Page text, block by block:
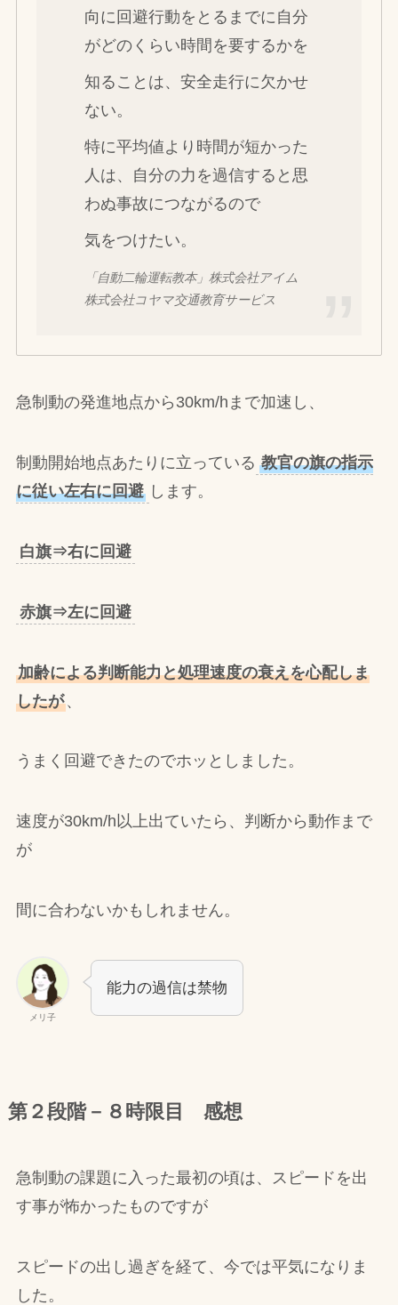
向に回避行動をとるまでに自分
がどのくらい時間を要するかを
知ることは、安全走行に欠かせ
ない。
特に平均値より時間が短かった
人は、自分の力を過信すると思
わぬ事故につながるので
気をつけたい。
「自動二輪運転教本」株式会社アイム
株式会社コヤマ交通教育サービス
急制動の発進地点から30km/hまで加速し、
制動開始地点あたりに立っている 教官の旗の指示
に従い左右に回避 します。
白旗⇒右に回避
赤旗⇒左に回避
加齢による判断能力と処理速度の衰えを心配しま
したが、
うまく回避できたのでホッとしました。
速度が30km/h以上出ていたら、判断から動作まで
が
間に合わないかもしれません。
メリ子
能力の過信は禁物
第２段階－８時限目 感想
急制動の課題に入った最初の頃は、スピードを出
す事が怖かったものですが
スピードの出し過ぎを経て、今では平気になりま
した。